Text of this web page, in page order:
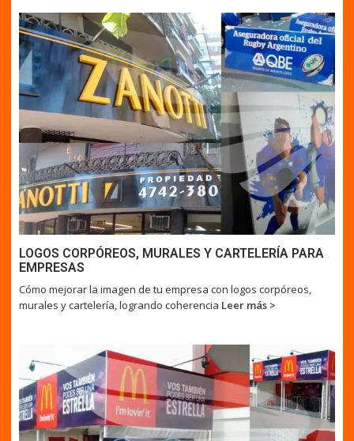
LOGOS CORPÓREOS, MURALES Y CARTELERÍA PARA
EMPRESAS
Cómo mejorar la imagen de tu empresa con logos corpóreos,
murales y cartelería, logrando coherencia Leer más >